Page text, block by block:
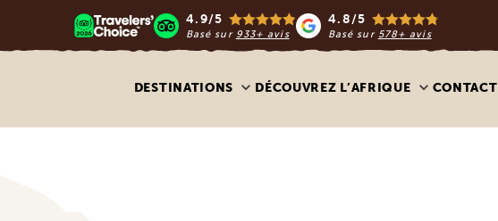
4.9/5
Basé sur 933+ avis
4.8/5
Basé sur 578+ avis
DESTINATIONS DÉCOUVREZ L’AFRIQUE CONTACT